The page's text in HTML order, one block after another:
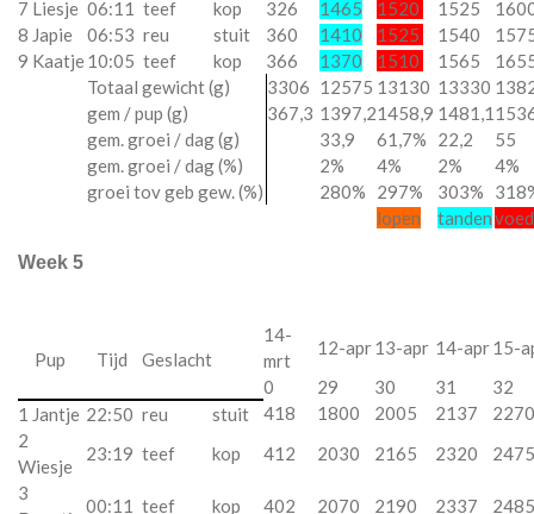
7 Liesje 06:11 teef kop 326 1465 1520 1525
8 Japie
06:53 reu stuit 360 1410 1525 1540
9 Kaatje10:05 teef kop 366 1370 1510 1565
Totaal gewicht (g)
3306 12575 13130 13330
gem / pup (g)
367,3 1397,21458,9 1481,1
gem. groei / dag (g)
33,9 61,7% 22,2
55
gem. groei / dag (%)
2% 4% 2%
4%
groei tov geb gew. (%)
280% 297% 303%
lopen
tanden
Week 5
Pup Tijd Geslacht
14-
mrt
12-apr13-apr 14-apr15-
0
29 30 31
32
1 Jantje 22:50 reu stuit 418 1800 2005 2137
2270
2
Wiesje
23:19 teef kop 412 2030 2165 2320
3
00:11 teef kop 402 2070 2190 2337